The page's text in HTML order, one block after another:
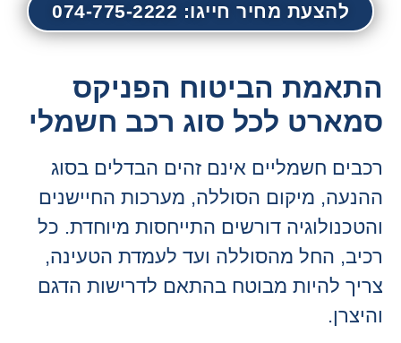
להצעת מחיר חייגו: 074-775-2222
התאמת הביטוח הפניקס
סמארט לכל סוג רכב חשמלי
רכבים חשמליים אינם זהים הבדלים בסוג
ההנעה, מיקום הסוללה, מערכות החיישנים
והטכנולוגיה דורשים התייחסות מיוחדת. כל
רכיב, החל מהסוללה ועד לעמדת הטעינה,
צריך להיות מבוטח בהתאם לדרישות הדגם
והיצרן.